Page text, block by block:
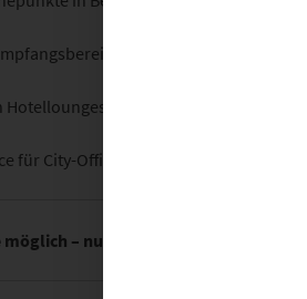
oder Architekturbüros
oder Loftwohnungen
für City-Offices oder Design-Showrooms
– nutze dazu einfach unser